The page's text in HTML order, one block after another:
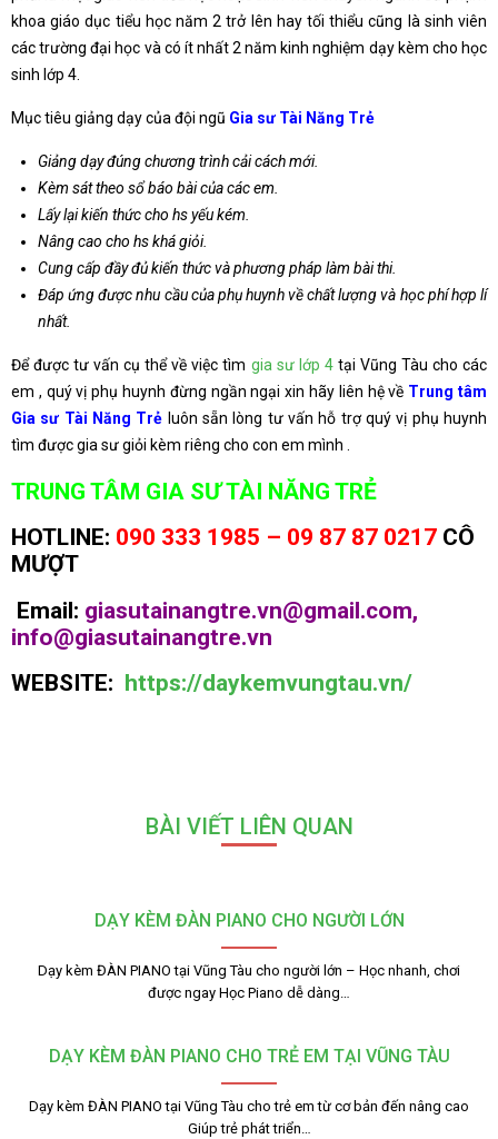
khoa giáo dục tiểu học năm 2 trở lên hay tối thiểu cũng là sinh viên
các trường đại học và có ít nhất 2 năm kinh nghiệm dạy kèm cho học
sinh lớp 4.
Mục tiêu giảng dạy của đội ngũ Gia sư Tài Năng Trẻ
Giảng dạy đúng chương trình cải cách mới.
Kèm sát theo sổ báo bài của các em.
Lấy lại kiến thức cho hs yếu kém.
Nâng cao cho hs khá giỏi.
Cung cấp đầy đủ kiến thức và phương pháp làm bài thi.
Đáp ứng được nhu cầu của phụ huynh về chất lượng và học phí hợp lí
nhất.
Để được tư vấn cụ thể về việc tìm gia sư lớp 4tại Vũng Tàu cho các
em , quý vị phụ huynh đừng ngần ngại xin hãy liên hệ về Trung tâm
Gia sư Tài Năng Trẻ luôn sẵn lòng tư vấn hỗ trợ quý vị phụ huynh
tìm được gia sư giỏi kèm riêng cho con em mình .
TRUNG TÂM GIA SƯ TÀI NĂNG TRẺ
HOTLINE: 090 333 1985 – 09 87 87 0217 CÔ
MƯỢT
Email: giasutainangtre.vn@gmail.com,
info@giasutainangtre.vn
WEBSITE: https://daykemvungtau.vn/
BÀI VIẾT LIÊN QUAN
DẠY KÈM ĐÀN PIANO CHO NGƯỜI LỚN
Dạy kèm ĐÀN PIANO tại Vũng Tàu cho người lớn – Học nhanh, chơi
được ngay Học Piano dễ dàng…
DẠY KÈM ĐÀN PIANO CHO TRẺ EM TẠI VŨNG TÀU
Dạy kèm ĐÀN PIANO tại Vũng Tàu cho trẻ em từ cơ bản đến nâng cao
Giúp trẻ phát triển…